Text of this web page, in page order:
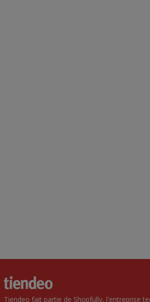
Tiendeo fait partie de Shopfully, l'entreprise